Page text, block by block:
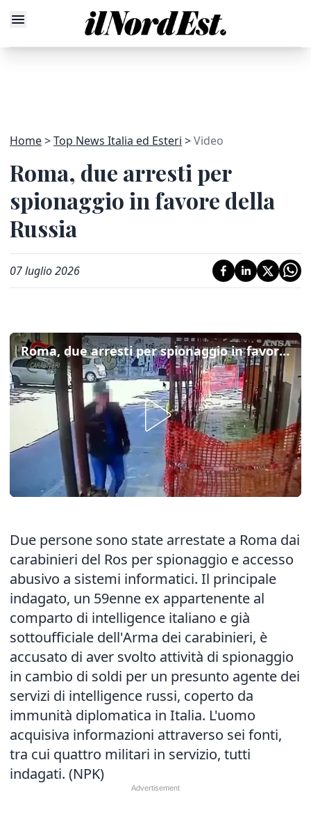
Home Top News Italia ed Esteri Video
Roma, due arresti per
spionaggio in favore della
Russia
07 luglio 2026
Roma, due arresti per spionaggio in favore della Russia
Due persone sono state arrestate a Roma dai
carabinieri del Ros per spionaggio e accesso
abusivo a sistemi informatici. Il principale
indagato, un 59enne ex appartenente al
comparto di intelligence italiano e già
sottoufficiale dell'Arma dei carabinieri, è
accusato di aver svolto attività di spionaggio
in cambio di soldi per un presunto agente dei
servizi di intelligence russi, coperto da
immunità diplomatica in Italia. L'uomo
acquisiva informazioni attraverso sei fonti,
tra cui quattro militari in servizio, tutti
indagati. (NPK)